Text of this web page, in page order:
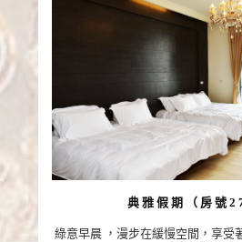
典雅假期（房號
綠意早晨 ，漫步在緩慢空間，享受